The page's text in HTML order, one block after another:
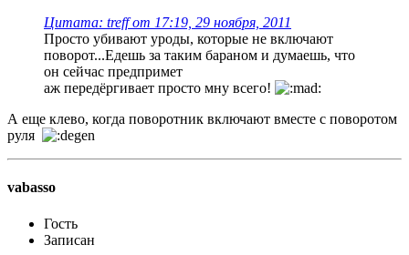
Цитата: treff от 17:19, 29 ноября, 2011
Просто убивают уроды, которые не включают
поворот...Едешь за таким бараном и думаешь, что
он сейчас предпримет
аж передёргивает просто мну всего!
А еще клево, когда поворотник включают вместе с поворотом
руля
vabasso
Гость
Записан